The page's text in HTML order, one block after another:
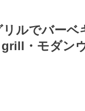
リルでバー
・モダン